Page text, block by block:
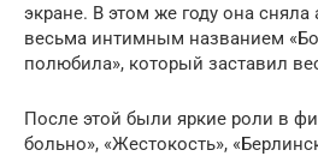
экране. В этом же году она
весьма интимным названием
полюбила», который заставил
После этой были яркие роли в
больно», «Жестокость»,